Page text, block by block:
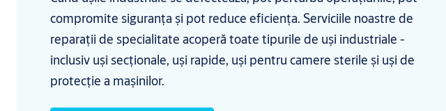
compromite siguranța și pot reduce eficiența. Serviciile noastre de
reparații de specialitate acoperă toate tipurile de uși industriale -
inclusiv uși secționale, uși rapide, uși pentru camere sterile și uși de
protecție a mașinilor.